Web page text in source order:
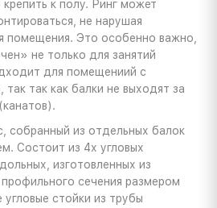
к полу. Ринг может
не нарушая
помещения. Это особенно важно,
не только для занятий
для помещениий с
так как балки не выходят за
собранный из отдельных балок
Состоит из 4х угловых
изготовленных из
сечения размером
стойки из трубы